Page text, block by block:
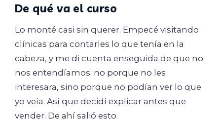
De qué va el curso
Lo monté casi sin querer. Empecé visitando
clínicas para contarles lo que tenía en la
cabeza, y me di cuenta enseguida de que no
nos entendíamos: no porque no les
interesara, sino porque no podían ver lo que
yo veía. Así que decidí explicar antes que
vender. De ahí salió esto.